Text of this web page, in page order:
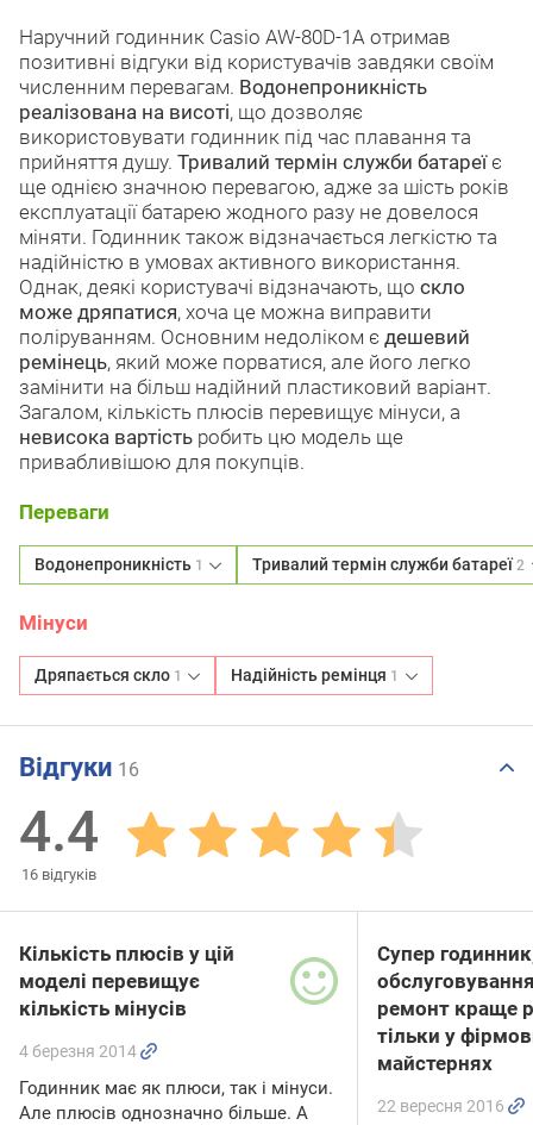
Наручний годинник Casio AW-80D-1A отримав
позитивні відгуки від користувачів завдяки своїм
численним перевагам. Водонепроникність
реалізована на висоті, що дозволяє
використовувати годинник під час плавання та
прийняття душу. Тривалий термін служби батареїє
ще однією значною перевагою, адже за шість років
експлуатації батарею жодного разу не довелося
міняти. Годинник також відзначається легкістю та
надійністю в умовах активного використання.
Однак, деякі користувачі відзначають, що скло
може дряпатися, хоча це можна виправити
поліруванням. Основним недоліком є дешевий
ремінець, який може порватися, але його легко
замінити на більш надійний пластиковий варіант.
Загалом, кількість плюсів перевищує мінуси, а
невисока вартість робить цю модель ще
привабливішою для покупців.
Переваги
Водонепроникність 1 Тривалий термін служби батареї2
Мінуси
Дряпається скло 1 Надійність ремінця 1
Відгуки 16
4.4
16 відгуків
Кількість плюсів у цій
моделі перевищує
кількість мінусів
4 березня 2014
Годинник має як плюси, так і мінуси.
Але плюсів однозначно більше. А
Супер
ремонт краще
тільки у
майстернях
22 вересня 2016